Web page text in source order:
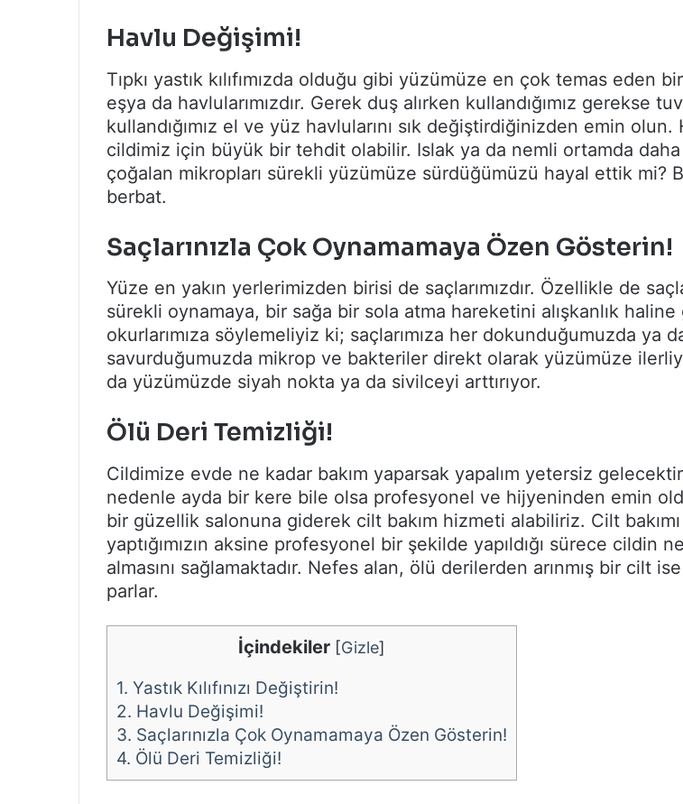
Havlu Değişimi!
Tıpkı yastık kılıfımızda olduğu gibi yüzümüze en çok temas eden
eşya da havlularımızdır. Gerek duş alırken kullandığımız gerekse
kullandığımız el ve yüz havlularını sık değiştirdiğinizden emin olun.
cildimiz için büyük bir tehdit olabilir. Islak ya da nemli ortamda daha
çoğalan mikropları sürekli yüzümüze sürdüğümüzü hayal ettik mi?
berbat.
Saçlarınızla Çok Oynamamaya Özen Gösterin!
Yüze en yakın yerlerimizden birisi de saçlarımızdır. Özellikle de
sürekli oynamaya, bir sağa bir sola atma hareketini alışkanlık
okurlarımıza söylemeliyiz ki; saçlarımıza her dokunduğumuzda ya
savurduğumuzda mikrop ve bakteriler direkt olarak yüzümüze
da yüzümüzde siyah nokta ya da sivilceyi arttırıyor.
Ölü Deri Temizliği!
Cildimize evde ne kadar bakım yaparsak yapalım yetersiz
nedenle ayda bir kere bile olsa profesyonel ve hijyeninden emin
bir güzellik salonuna giderek cilt bakım hizmeti alabiliriz. Cilt
yaptığımızın aksine profesyonel bir şekilde yapıldığı sürece cildin
almasını sağlamaktadır. Nefes alan, ölü derilerden arınmış bir cilt
parlar.
İçindekiler [Gizle]
1. Yastık Kılıfınızı Değiştirin!
2. Havlu Değişimi!
3. Saçlarınızla Çok Oynamamaya Özen Gösterin!
4. Ölü Deri Temizliği!